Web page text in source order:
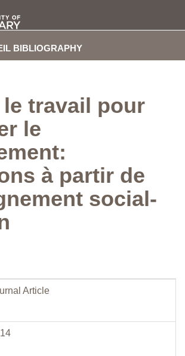
BIBLIOGRAPHY
le travail pour
le
à partir de
social-
Article